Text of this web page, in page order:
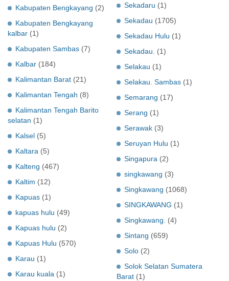
Kabupaten Bengkayang (2)
Kabupaten Bengkayang
kalbar (1)
Kabupaten Sambas (7)
Kalbar (184)
Kalimantan Barat (21)
Kalimantan Tengah (8)
Kalimantan Tengah Barito
selatan (1)
Kalsel (5)
Kaltara (5)
Kalteng (467)
Kaltim (12)
Kapuas (1)
kapuas hulu (49)
Kapuas hulu (2)
Kapuas Hulu (570)
Karau (1)
Karau kuala (1)
Sekadaru (1)
Sekadau (1705)
Sekadau Hulu (1)
Sekadau.
(1)
Selakau (1)
Selakau. Sambas (1)
Semarang (17)
Serang (1)
Serawak (3)
Seruyan Hulu (1)
Singapura (2)
singkawang (3)
Singkawang (1068)
SINGKAWANG (1)
Singkawang.
(4)
Sintang (659)
Solo (2)
Solok Selatan Sumatera
Barat (1)